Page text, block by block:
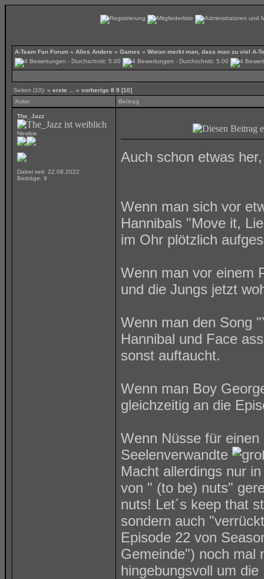
A-Team Fan Forum » Alles Andere » Games » Woran merkt man, dass man zu viel A-
Seiten (10): « erste « vorherige 8 9 [10]
Autor
Beitrag
The_Jazz
Newbie
Dabei seit: 22.08.2022
Beiträge: 9
Auch schon etwas
Wenn man sich vor
Hannibals "Move it,
im Ohr plötzlich
Wenn man vor einem
und die Jungs jetzt
Wenn man den Song
Hannibal und Face
sonst auftaucht.
Wenn man Boy
gleichzeitig an die
Wenn Nüsse für
Seelenverwandte
Macht allerdings nur
von " (to be) nuts"
nuts! Let´s keep that
sondern auch
Episode 22 von
Gemeinde") noch mal
hingebungsvoll um